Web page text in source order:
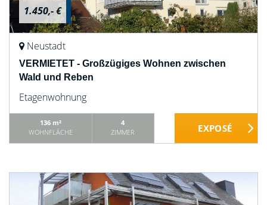
1.450,- €
Neustadt
VERMIETET - Großzügiges Wohnen zwischen
Wald und Reben
Etagenwohnung
136 m²
WOHNFLÄCHE
4
ZIMMER